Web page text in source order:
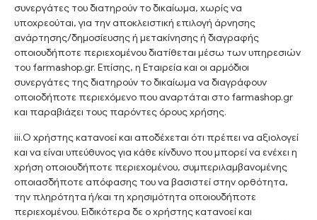
συνεργάτες του διατηρούν το δικαίωμα, χωρίς να
υποχρεούται, για την αποκλειστική επιλογή άρνησης
ανάρτησης/δημοσίευσης ή μετακίνησης ή διαγραφής
οποιουδήποτε περιεχομένου διατίθεται μέσω των υπηρεσιών
του farmashop.gr. Επίσης, η Εταιρεία και οι αρμόδιοι
συνεργάτες της διατηρούν το δικαίωμα να διαγράφουν
οποιοδήποτε περιεχόμενο που αναρτάται στο farmashop.gr
και παραβιάζει τους παρόντες όρους χρήσης.
iii.Ο χρήστης κατανοεί και αποδέχεται ότι πρέπει να αξιολογεί
και να είναι υπεύθυνος για κάθε κίνδυνο που μπορεί να ενέχει η
χρήση οποιουδήποτε περιεχομένου, συμπεριλαμβανομένης
οποιασδήποτε απόφασης του να βασιστεί στην ορθότητα,
την πληρότητα ή/και τη χρησιμότητα οποιουδήποτε
περιεχομένου. Ειδικότερα δε ο χρήστης κατανοεί και